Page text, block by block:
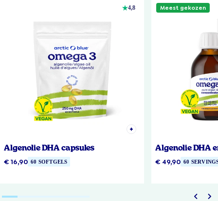
4,8
Algenolie DHA capsules
€ 16,90 60 SOFTGELS
Meest gekozen
Algenolie DHA
€ 49,90 60